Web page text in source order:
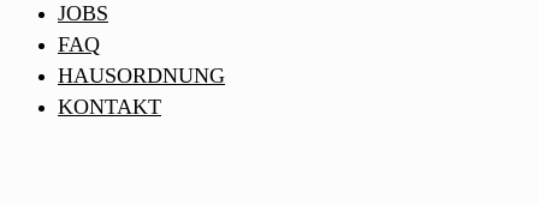
JOBS
FAQ
HAUSORDNUNG
KONTAKT